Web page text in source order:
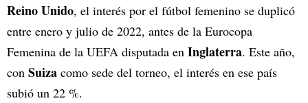
Reino Unido, el interés por el fútbol femenino se duplicó
entre enero y julio de 2022, antes de la Eurocopa
Femenina de la UEFA disputada en Inglaterra. Este año,
con Suiza como sede del torneo, el interés en ese país
subió un 22 %.